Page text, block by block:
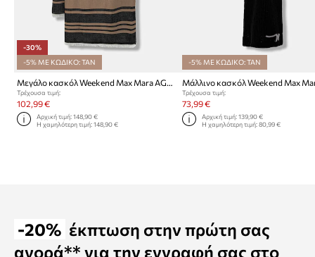
-30%
-5% ΜΕ ΚΩΔΙΚΟ: TAN
Μεγάλο κασκόλ Weekend Max Mara AGALLO
Τρέχουσα τιμή:
102,99 €
Αρχική τιμή:148,90 €
Η χαμηλότερη τιμή:148,90 €
-5% ΜΕ ΚΩΔΙΚΟ: TAN
Τρέχουσα τιμή:
73,99 €
Αρχική τιμή: 139,90 €
Η χαμηλότερη τιμή: 80,99 €
-20% έκπτωση στην πρώτη σας
αγορά** για την εγγραφή σας στο